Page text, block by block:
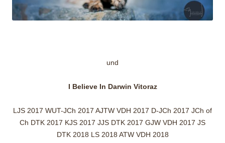
und
I Believe In Darwin Vitoraz
LJS 2017 WUT-JCh 2017 AJTW VDH 2017 D-JCh 2017 JCh of
Ch DTK 2017 KJS 2017 JJS DTK 2017 GJW VDH 2017 JS
DTK 2018 LS 2018 ATW VDH 2018